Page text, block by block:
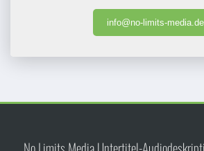
info@no-limits-media.de